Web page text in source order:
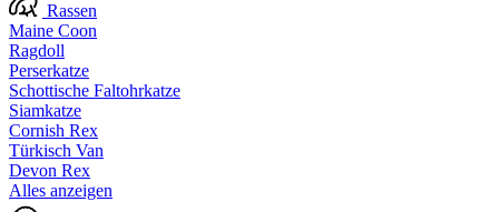
Rassen
Maine Coon
Ragdoll
Perserkatze
Schottische Faltohrkatze
Siamkatze
Cornish Rex
Türkisch Van
Devon Rex
Alles anzeigen